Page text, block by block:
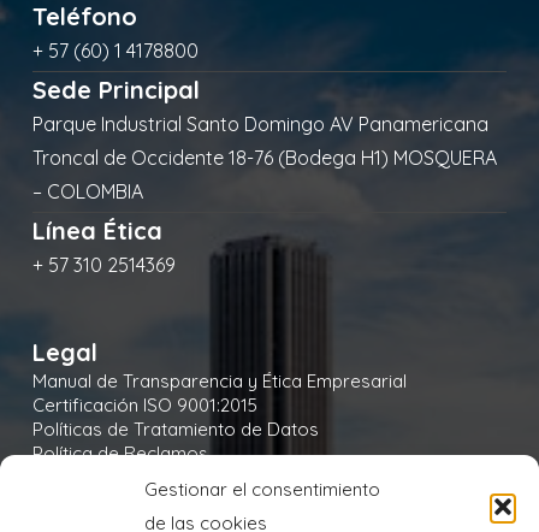
Gestionar el consentimiento
de las cookies
Teléfono
+ 57 (60) 1 4178800
Sede Principal
Parque Industrial Santo Domingo AV Panamericana
Troncal de Occidente 18-76 (Bodega H1) MOSQUERA
– COLOMBIA
Línea Ética
+ 57 310 2514369
Legal
Manual de Transparencia y Ética Empresarial
Certificación ISO 9001:2015
Políticas de Tratamiento de Datos
Política de Reclamos
Política de Seguridad y Salud en el Trabajo
Política Integral y de Gestión de la Seguridad
Política Ambiental